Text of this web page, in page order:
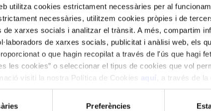
utilitza cookies estrictament necessàries per al
necessàries, utilitzem cookies pròpies i de
de xarxes socials i analitzar el trànsit. A més, compartim
de xarxes socials, publicitat i anàlisi web, els
o que hagin recopilat a través de l'ús que hagi
les cookies” o seleccionar el tipus de cookies que vol
visiti la nostra Política de Cookies aquí
, a través de
qualsevol moment.
Preferències